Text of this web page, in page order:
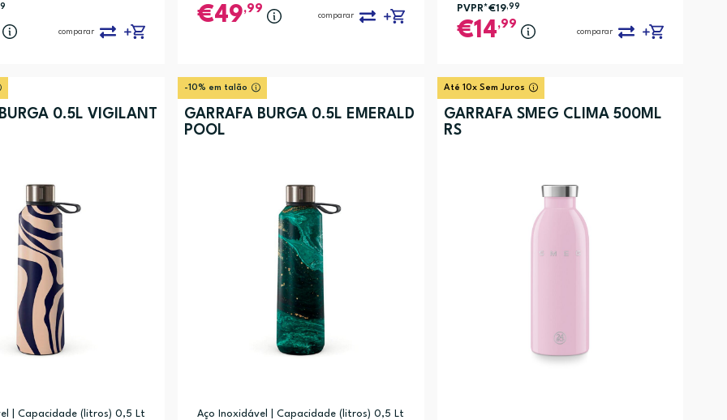
comparar
49,99
comparar
PVPR*€19,99
14,99
comparar
0.5L VIGILANT
| Capacidade (litros) 0,5 Lt
-10% em talão
GARRAFA BURGA 0.5L EMERALD
POOL
Aço Inoxidável | Capacidade (litros) 0,5 Lt
Até 10x Sem Juros
GARRAFA SMEG CLIMA 500ML
RS